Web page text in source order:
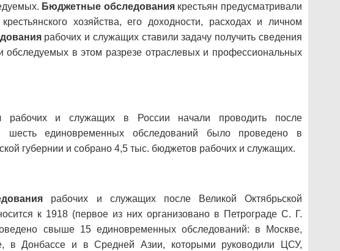
Бюджетные обследованиякрестьян предусматривали
хозяйства, его доходности, расходах и личном
рабочих и служащих ставили задачу получить сведения
обследуемых в этом разрезе отраслевых и профессиональных
рабочих и служащих в России начали проводить после
единовременных обследований было проведено в
губернии и собрано 4,5 тыс. бюджетов рабочих и служащих.
рабочих и служащих после Великой Октябрьской
к 1918 (первое из них организовано в Петрограде С. Г.
свыше 15 единовременных обследований: в Москве,
в Донбассе и в Средней Азии, которыми руководили ЦСУ,